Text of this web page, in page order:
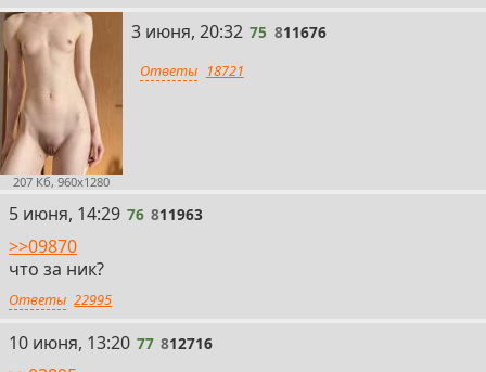
207 Кб, 960x1280
75
3 июня, 20:32 75 811676
Ответы 18721
76
5 июня, 14:29 76 811963
>>09870
что за ник?
Ответы 22995
77
10 июня, 13:20 77 812716